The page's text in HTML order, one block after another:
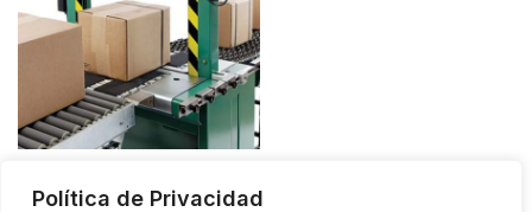
Política de Privacidad
MÁQUINAS DE FLEJADO